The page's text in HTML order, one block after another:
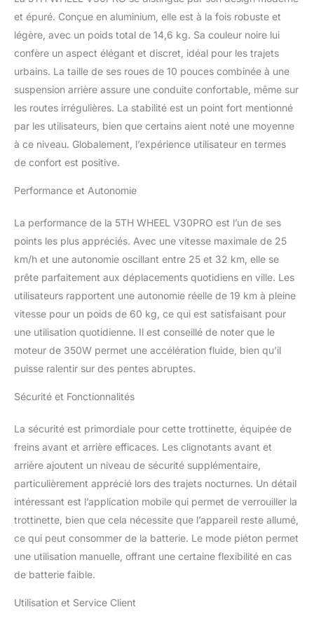
120kg et peut facilement
grimper des pentes
raides de 15%. Le moteur
puissant vous permet de
rouler librement en ville.
et épuré. Conçue en aluminium, elle est à la fois robuste et
légère, avec un poids total de 14,6 kg. Sa couleur noire lui
confère un aspect élégant et discret, idéal pour les trajets
urbains. La taille de ses roues de 10 pouces combinée à une
suspension arrière assure une conduite confortable, même sur
les routes irrégulières. La stabilité est un point fort mentionné
par les utilisateurs, bien que certains aient noté une moyenne
à ce niveau. Globalement, l’expérience utilisateur en termes
de confort est positive.
Performance et Autonomie
La performance de la 5TH WHEEL V30PRO est l’un de ses
points les plus appréciés. Avec une vitesse maximale de 25
km/h et une autonomie oscillant entre 25 et 32 km, elle se
prête parfaitement aux déplacements quotidiens en ville. Les
utilisateurs rapportent une autonomie réelle de 19 km à pleine
vitesse pour un poids de 60 kg, ce qui est satisfaisant pour
une utilisation quotidienne. Il est conseillé de noter que le
moteur de 350W permet une accélération fluide, bien qu’il
puisse ralentir sur des pentes abruptes.
Sécurité et Fonctionnalités
La sécurité est primordiale pour cette trottinette, équipée de
freins avant et arrière efficaces. Les clignotants avant et
arrière ajoutent un niveau de sécurité supplémentaire,
particulièrement apprécié lors des trajets nocturnes. Un détail
intéressant est l’application mobile qui permet de verrouiller la
trottinette, bien que cela nécessite que l’appareil reste allumé,
ce qui peut consommer de la batterie. Le mode piéton permet
une utilisation manuelle, offrant une certaine flexibilité en cas
de batterie faible.
Utilisation et Service Client